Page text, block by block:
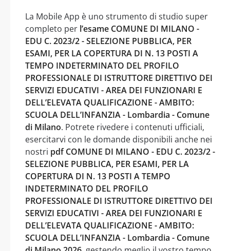
La Mobile App è uno strumento di studio super
completo per l’esame COMUNE DI MILANO -
EDU C. 2023/2 - SELEZIONE PUBBLICA, PER
ESAMI, PER LA COPERTURA DI N. 13 POSTI A
TEMPO INDETERMINATO DEL PROFILO
PROFESSIONALE DI ISTRUTTORE DIRETTIVO DEI
SERVIZI EDUCATIVI - AREA DEI FUNZIONARI E
DELL’ELEVATA QUALIFICAZIONE - AMBITO:
SCUOLA DELL’INFANZIA - Lombardia - Comune
di Milano. Potrete rivedere i contenuti ufficiali,
esercitarvi con le domande disponibili anche nei
nostri pdf COMUNE DI MILANO - EDU C. 2023/2 -
SELEZIONE PUBBLICA, PER ESAMI, PER LA
COPERTURA DI N. 13 POSTI A TEMPO
INDETERMINATO DEL PROFILO
PROFESSIONALE DI ISTRUTTORE DIRETTIVO DEI
SERVIZI EDUCATIVI - AREA DEI FUNZIONARI E
DELL’ELEVATA QUALIFICAZIONE - AMBITO:
SCUOLA DELL’INFANZIA - Lombardia - Comune